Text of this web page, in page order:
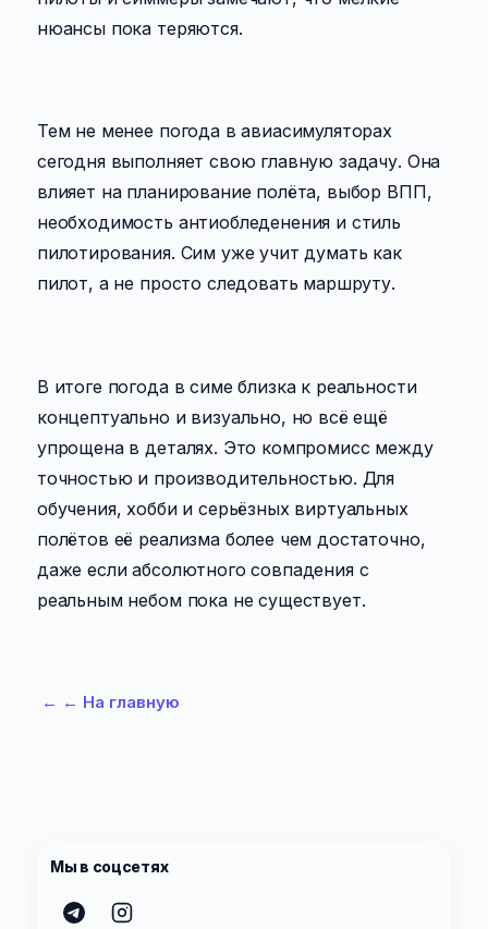
нюансы пока теряются.
Тем не менее погода в авиасимуляторах
сегодня выполняет свою главную задачу. Она
влияет на планирование полёта, выбор ВПП,
необходимость антиобледенения и стиль
пилотирования. Сим уже учит думать как
пилот, а не просто следовать маршруту.
В итоге погода в симе близка к реальности
концептуально и визуально, но всё ещё
упрощена в деталях. Это компромисс между
точностью и производительностью. Для
обучения, хобби и серьёзных виртуальных
полётов её реализма более чем достаточно,
даже если абсолютного совпадения с
реальным небом пока не существует.
← ← На главную
Мы в соцсетях